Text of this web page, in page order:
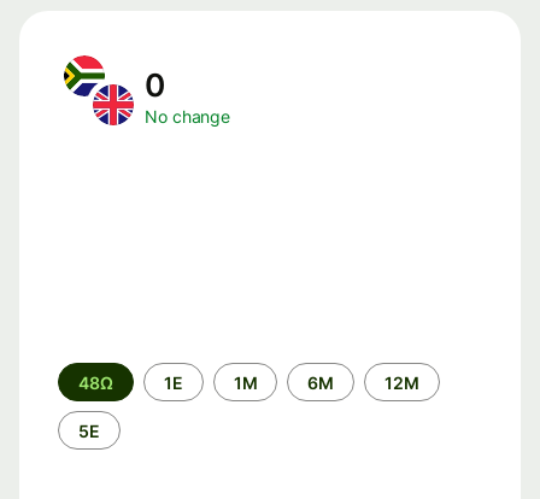
0
No change
Time
period
48Ω 1Ε 1M 6M 12M
5Ε